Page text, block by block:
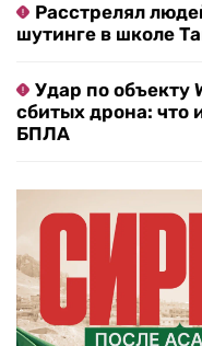
Расстрелял
шутинге в школе
Удар по объекту
сбитых дрона: что
БПЛА